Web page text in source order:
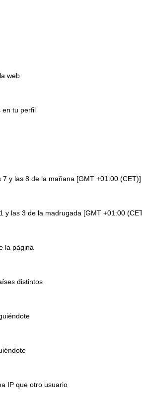
web
en tu perfil
y las 8 de la mañana [GMT +01:00 (CET)]
y las 3 de la madrugada [GMT +01:00
la página
distintos
IP que otro usuario